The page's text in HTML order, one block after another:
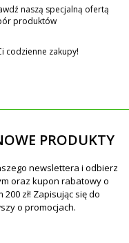
naszą specjalną ofertą
produktów
codzienne zakupy!
PRODUKTY